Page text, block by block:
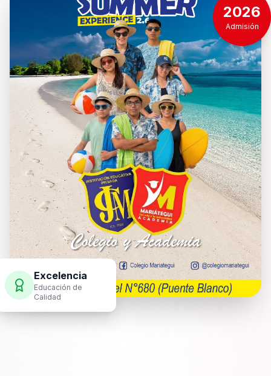
Excelencia
Educación de
Calidad
2026
Admisión